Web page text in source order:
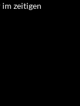
zeitigen